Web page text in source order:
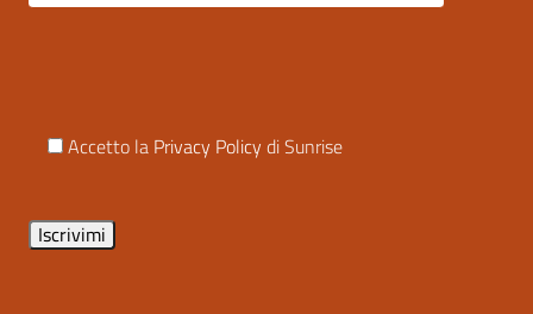
Accetto la Privacy Policy di Sunrise